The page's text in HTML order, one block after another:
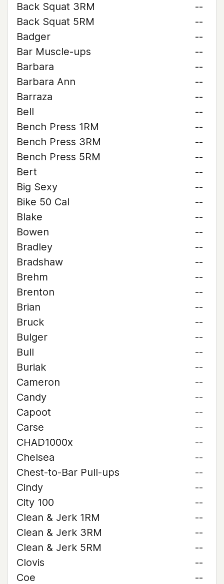
Back Squat 3RM
--
Back Squat 5RM
--
Badger
--
Bar Muscle-ups
--
Barbara
--
Barbara Ann
--
Barraza
--
Bell
--
Bench Press 1RM
--
Bench Press 3RM
--
Bench Press 5RM
--
Bert
--
Big Sexy
--
Bike 50 Cal
--
Blake
--
Bowen
--
Bradley
--
Bradshaw
--
Brehm
--
Brenton
--
Brian
--
Bruck
--
Bulger
--
Bull
--
Buriak
--
Cameron
--
Candy
--
Capoot
--
Carse
--
CHAD1000x
--
Chelsea
--
Chest-to-Bar Pull-ups
--
Cindy
--
City 100
--
Clean & Jerk 1RM
--
Clean & Jerk 3RM
--
Clean & Jerk 5RM
--
Clovis
--
Coe
--